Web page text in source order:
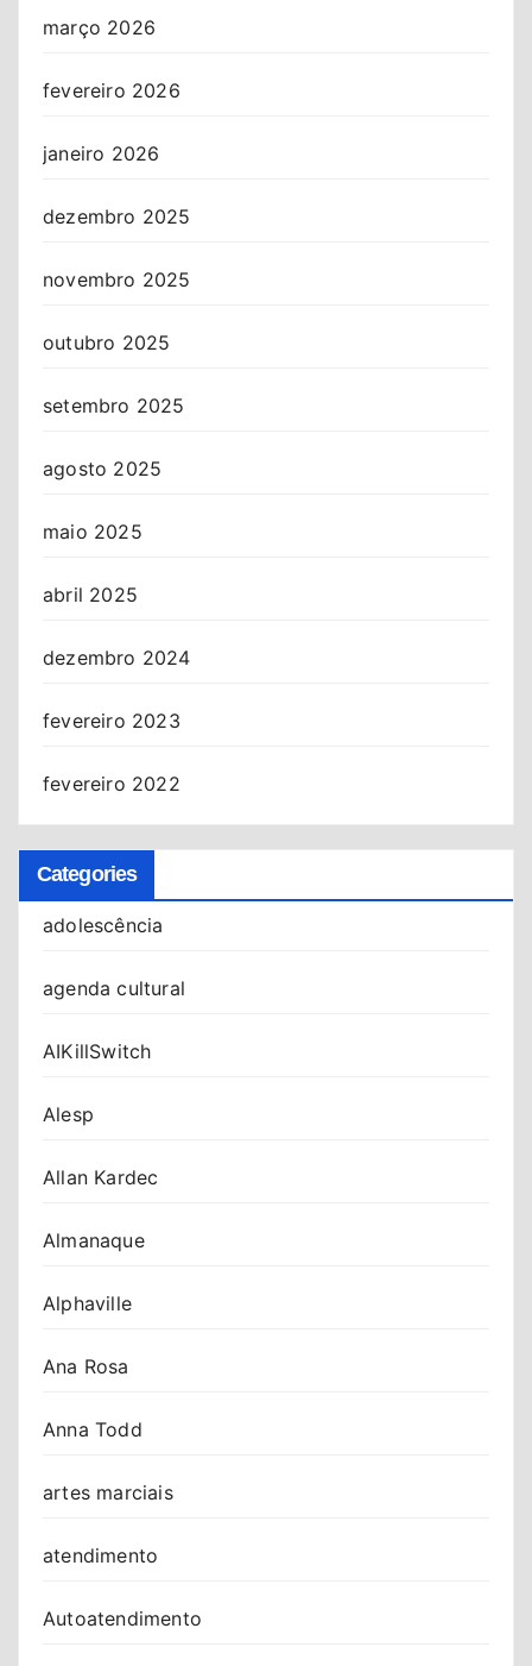
março 2026
fevereiro 2026
janeiro 2026
dezembro 2025
novembro 2025
outubro 2025
setembro 2025
agosto 2025
maio 2025
abril 2025
dezembro 2024
fevereiro 2023
fevereiro 2022
Categories
adolescência
agenda cultural
AIKillSwitch
Alesp
Allan Kardec
Almanaque
Alphaville
Ana Rosa
Anna Todd
artes marciais
atendimento
Autoatendimento